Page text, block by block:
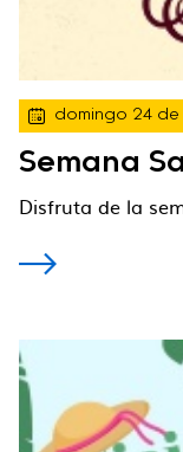
domingo 24 de
Semana
Disfruta de la